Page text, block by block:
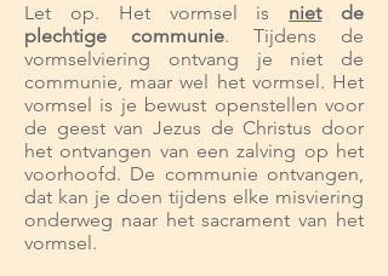
Let op. Het vormsel is nietde
plechtige communie. Tijdens de
vormselviering ontvang je niet de
communie, maar wel het vormsel. Het
vormsel is je bewust openstellen voor
de geest van Jezus de Christus door
het ontvangen van een zalving op het
voorhoofd. De communie ontvangen,
dat kan je doen tijdens elke misviering
onderweg naar het sacrament van het
vormsel.